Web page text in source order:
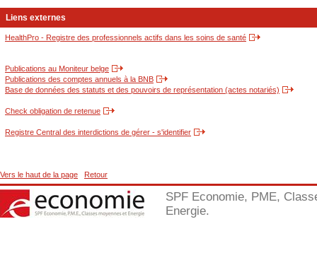
Liens externes
HealthPro - Registre des professionnels actifs dans les soins de santé
Publications au Moniteur belge
Publications des comptes annuels à la BNB
Base de données des statuts et des pouvoirs de représentation (actes notariés)
Check obligation de retenue
Registre Central des interdictions de gérer - s'identifier
Vers le haut de la page Retour
SPF Economie, PME,
Energie.